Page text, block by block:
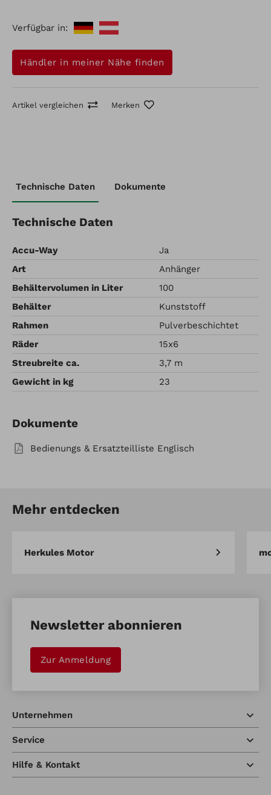
Verfügbar in:
Händler in meiner Nähe finden
Artikel vergleichen Merken
Spyker Streuanhänger
Technische Daten Dokumente
Technische Daten
Accu-Way
Ja
Art
Anhänger
Behältervolumen in Liter
100
Behälter
Kunststoff
Rahmen
Pulverbeschichtet
Räder
15x6
Streubreite ca.
3,7 m
Gewicht in kg
23
Dokumente
Bedienungs & Ersatzteilliste Englisch
Mehr entdecken
Herkules Motor
Newsletter abonnieren
Zur Anmeldung
Unternehmen
Service
Hilfe & Kontakt